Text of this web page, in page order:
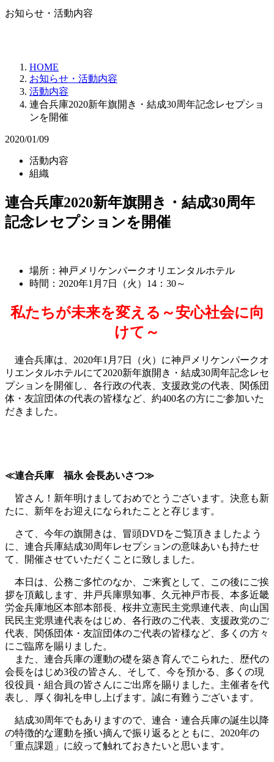
お知らせ・活動内容
HOME
お知らせ・活動内容
活動内容
連合兵庫2020新年旗開き・結成30周年記念レセプショ
ンを開催
2020/01/09
活動内容
組織
連合兵庫2020新年旗開き・結成30周年
記念レセプションを開催
場所：神戸メリケンパークオリエンタルホテル
時間：2020年1月7日（火）14：30～
私たちが未来を変える～安心社会に向
けて～
連合兵庫は、2020年1月7日（火）に神戸メリケンパークオ
リエンタルホテルにて2020新年旗開き・結成30周年記念レセ
プションを開催し、各行政の代表、支援政党の代表、関係団
体・友誼団体の代表の皆様など、約400名の方にご参加いた
だきました。
≪連合兵庫 福永 会長あいさつ≫
皆さん！新年明けましておめでとうございます。決意も新
たに、新年をお迎えになられたことと存じます。
さて、今年の旗開きは、冒頭DVDをご覧頂きましたよう
に、連合兵庫結成30周年レセプションの意味あいも持たせ
て、開催させていただくことに致しました。
本日は、公務ご多忙のなか、ご来賓として、この後にご挨
拶を頂戴します、井戸兵庫県知事、久元神戸市長、本多近畿
労金兵庫地区本部本部長、桜井立憲民主党県連代表、向山国
民民主党県連代表をはじめ、各行政のご代表、支援政党のご
代表、関係団体・友誼団体のご代表の皆様など、多くの方々
にご臨席を賜りました。
また、連合兵庫の運動の礎を築き育んでこられた、歴代の
会長をはじめ3役の皆さん、そして、今を預かる、多くの現
役役員・組合員の皆さんにご出席を賜りました。主催者を代
表し、厚く御礼を申し上げます。誠に有難うございます。
結成30周年でもありますので、連合・連合兵庫の誕生以降
の特徴的な運動を掻い摘んで振り返るとともに、2020年の
「重点課題」に絞って触れておきたいと思います。